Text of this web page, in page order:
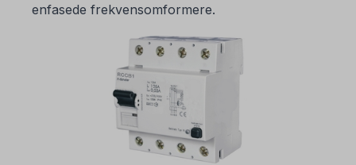
enfasede frekvensomformere.